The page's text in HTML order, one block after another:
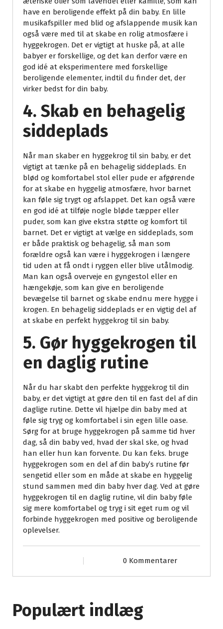
have en beroligende effekt på din baby. En lille
musikafspiller med blid og afslappende musik kan
også være med til at skabe en rolig atmosfære i
hyggekrogen. Det er vigtigt at huske på, at alle
babyer er forskellige, og det kan derfor være en
god idé at eksperimentere med forskellige
beroligende elementer, indtil du finder det, der
virker bedst for din baby.
4. Skab en behagelig
siddeplads
Når man skaber en hyggekrog til sin baby, er det
vigtigt at tænke på en behagelig siddeplads. En
blød og komfortabel stol eller pude er afgørende
for at skabe en hyggelig atmosfære, hvor barnet
kan føle sig trygt og afslappet. Det kan også være
en god idé at tilføje nogle bløde tæpper eller
puder, som kan give ekstra støtte og komfort til
barnet. Det er vigtigt at vælge en siddeplads, som
er både praktisk og behagelig, så man som
forældre også kan være i hyggekrogen i længere
tid uden at få ondt i ryggen eller blive utålmodig.
Man kan også overveje en gyngestol eller en
hængekøje, som kan give en beroligende
bevægelse til barnet og skabe endnu mere hygge i
krogen. En behagelig siddeplads er en vigtig del af
at skabe en perfekt hyggekrog til sin baby.
5. Gør hyggekrogen til
en daglig rutine
Når du har skabt den perfekte hyggekrog til din
baby, er det vigtigt at gøre den til en fast del af din
daglige rutine. Dette vil hjælpe din baby med at
føle sig tryg og komfortabel i sin egen lille oase.
Sørg for at bruge hyggekrogen på samme tid hver
dag, så din baby ved, hvad der skal ske, og hvad
han eller hun kan forvente. Du kan f.eks. bruge
hyggekrogen som en del af din baby’s rutine før
sengetid eller som en måde at skabe en hyggelig
stund sammen med din baby hver dag. Ved at gøre
hyggekrogen til en daglig rutine, vil din baby føle
sig mere komfortabel og tryg i sit eget rum og vil
forbinde hyggekrogen med positive og beroligende
oplevelser.
0 Kommentarer
Populært indlæg